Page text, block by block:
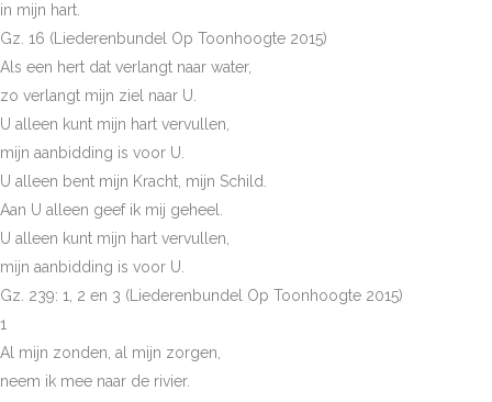
in mijn hart.
Gz. 16 (Liederenbundel Op Toonhoogte 2015)
Als een hert dat verlangt naar water,
zo verlangt mijn ziel naar U.
U alleen kunt mijn hart vervullen,
mijn aanbidding is voor U.
U alleen bent mijn Kracht, mijn Schild.
Aan U alleen geef ik mij geheel.
U alleen kunt mijn hart vervullen,
mijn aanbidding is voor U.
Gz. 239: 1, 2 en 3 (Liederenbundel Op Toonhoogte 2015)
1
Al mijn zonden, al mijn zorgen,
neem ik mee naar de rivier.